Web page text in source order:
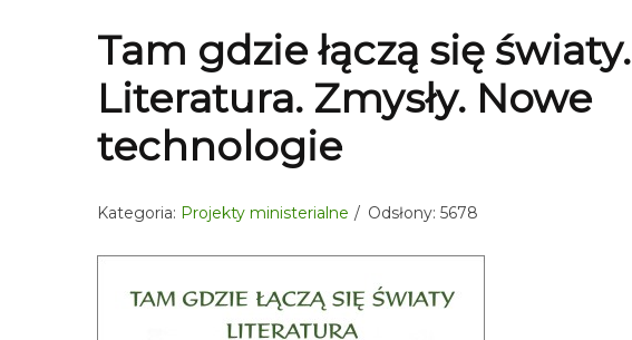
Tam gdzie łączą się światy.
Literatura. Zmysły. Nowe
technologie
Kategoria: Projekty ministerialne Odsłony: 5678